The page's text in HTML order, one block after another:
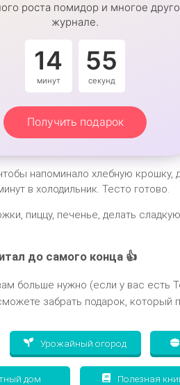
роста помидор и многое
журнале.
14
минут
54
секунды
Получить подарок
напоминало хлебную крошку,
в холодильник. Тесто готово.
пиццу, печенье, делать
до самого конца 👍
больше нужно (если у вас есть
забрать подарок, который
Урожайный огород
дом Полезная